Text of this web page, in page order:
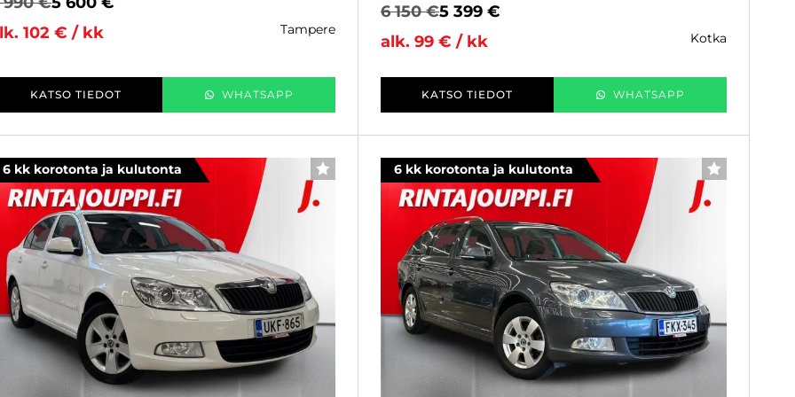
102 € / kk
tampere
KATSO TIEDOT WHATSAPP
6 150 €5 399 €
alk. 99 € / kk
kotka
KATSO TIEDOT WHATSAPP
6 kk korotonta ja kulutonta SUOSIKKI 6 kk korotonta ja kulutonta SUOSIKKI